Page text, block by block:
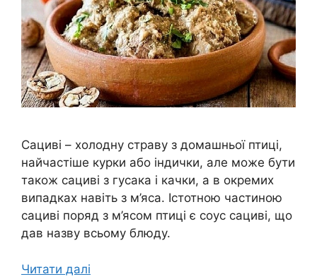
Сациві – холодну страву з домашньої птиці,
найчастіше курки або індички, але може бути
також сациві з гусака і качки, а в окремих
випадках навіть з м’яса. Істотною частиною
сациві поряд з м’ясом птиці є соус сациві, що
дав назву всьому блюду.
Читати далі